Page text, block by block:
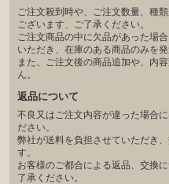
ご注文殺到時や、ご注文数量、種
ございます、ご了承ください。
ご注文商品の中に欠品があった場
いただき、在庫のある商品のみを
また、ご注文後の商品追加や、内
ん。
返品について
不良又はご注文内容が違った場合
ださい。
弊社が送料を負担させていただき
す。
お客様のご都合による返品、交換
了承ください。